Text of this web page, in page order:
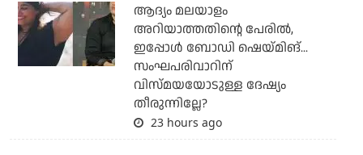
ആദ്യം മലയാളം
അറിയാത്തതിന്റെ പേരില്‍,
ഇപ്പോള്‍ ബോഡി ഷെയ്മിങ്...
സംഘപരിവാറിന്
വിസ്മയയോടുള്ള ദേഷ്യം
തീരുന്നില്ലേ?
23 hours ago